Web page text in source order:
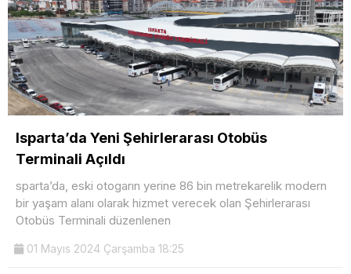
Isparta’da Yeni Şehirlerarası Otobüs
Terminali Açıldı
sparta’da, eski otogarın yerine 86 bin metrekarelik modern
bir yaşam alanı olarak hizmet verecek olan Şehirlerarası
Otobüs Terminali düzenlenen
01 Mayıs 2024 Çarşamba 18:25